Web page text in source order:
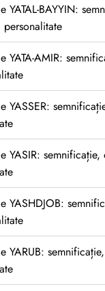
YATAL-BAYYIN:
personalitate
YATA-AMIR:
YASSER:
YASIR:
YASHDJOB:
YARUB: